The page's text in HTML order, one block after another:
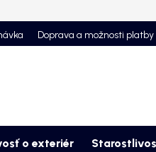
Doprava a možnosti platby
o exteriér